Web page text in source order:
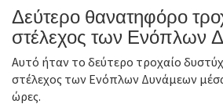
Δεύτερο θανατηφόρο
στέλεχος των Ενόπλων
Αυτό ήταν το δεύτερο τροχαίο
στέλεχος των Ενόπλων Δυνάμεων
ώρες.